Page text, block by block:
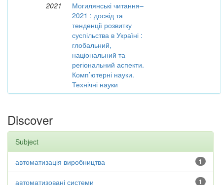
2021
Могилянські читання–
2021 : досвід та
тенденції розвитку
суспільства в Україні :
глобальний,
національний та
регіональний аспекти.
Комп’ютерні науки.
Технічні науки
Discover
Subject
1
автоматизація виробництва
1
автоматизовані системи